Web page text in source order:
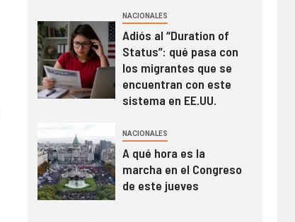
NACIONALES
Adiós al “Duration of
Status”: qué pasa con
los migrantes que se
encuentran con este
sistema en EE.UU.
NACIONALES
A qué hora es la
marcha en el Congreso
de este jueves